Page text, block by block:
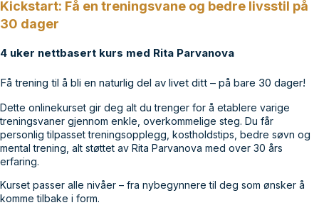
Kickstart: Få en treningsvane og bedre livsstil på
30 dager
4 uker nettbasert kurs med Rita Parvanova
Få trening til å bli en naturlig del av livet ditt – på bare 30 dager!
Dette onlinekurset gir deg alt du trenger for å etablere varige
treningsvaner gjennom enkle, overkommelige steg. Du får
personlig tilpasset treningsopplegg, kostholdstips, bedre søvn og
mental trening, alt støttet av Rita Parvanova med over 30 års
erfaring.
Kurset passer alle nivåer – fra nybegynnere til deg som ønsker å
komme tilbake i form.